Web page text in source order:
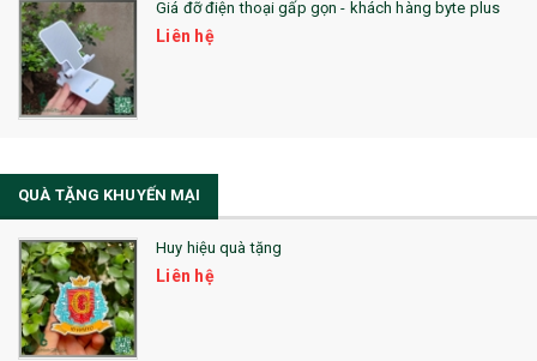
SẢN PHẨM MỚI 2021
Sổ Sạc Đa Năng
La Fonte
Giá đỡ điện thoại gấp gọn - khách hàng byte plus
Liên hệ
QUÀ TẶNG KHUYẾN MẠI
Huy hiệu quà tặng
Liên hệ